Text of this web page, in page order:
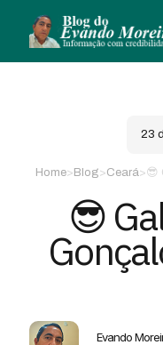
23
Home> Blog>Ceará>😎
😎
Evando